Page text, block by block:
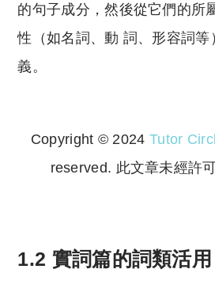
的句子成分，然後從它們的所
性（如名詞、動 詞、形容詞等
義。
Copyright © 2024 Tutor
reserved. 此文章未經許
1.2 實詞篇的詞類活用